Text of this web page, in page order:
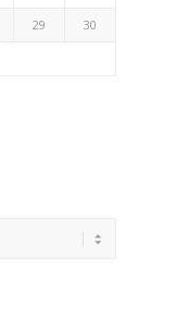
29 30